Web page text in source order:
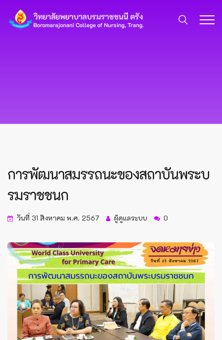
การพัฒนาสมรรถนะของสถาบันพระบ
รมราชชนก
วันที่ 31 สิงหาคม พ.ศ. 2567 ผู้ดูแลระบบ 0